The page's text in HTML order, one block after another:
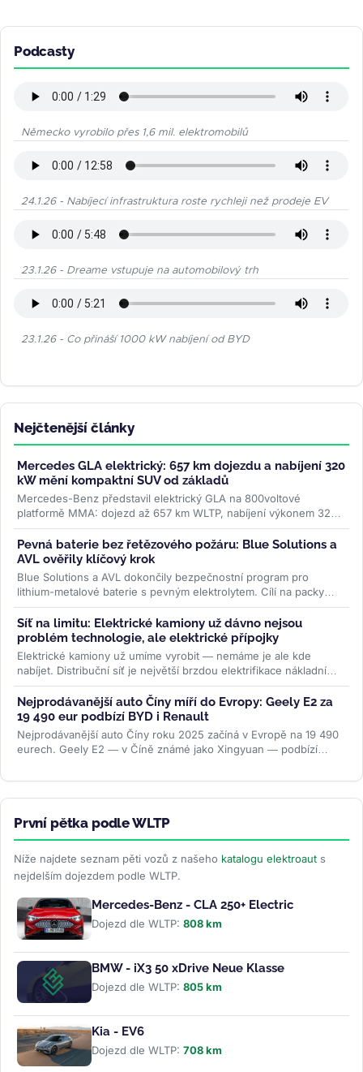
Podcasty
Německo vyrobilo přes 1,6 mil. elektromobilů
24.1.26 - Nabíjecí infrastruktura roste rychleji než prodeje EV
23.1.26 - Dreame vstupuje na automobilový trh
23.1.26 - Co přináší 1000 kW nabíjení od BYD
Nejčtenější články
Mercedes GLA elektrický: 657 km dojezdu a nabíjení 320
kW mění kompaktní SUV od základů
Mercedes-Benz představil elektrický GLA na 800voltové
platformě MMA: dojezd až 657 km WLTP, nabíjení výkonem 320
kW a plnění na 80 % za 22...>>
Pevná baterie bez řetězového požáru: Blue Solutions a
AVL ověřily klíčový krok
Blue Solutions a AVL dokončily bezpečnostní program pro
lithium-metalové baterie s pevným elektrolytem. Cílí na packy
bez šíření tepelné...>>
Síť na limitu: Elektrické kamiony už dávno nejsou
problém technologie, ale elektrické přípojky
Elektrické kamiony už umíme vyrobit — nemáme je ale kde
nabíjet. Distribuční síť je největší brzdou elektrifikace nákladní
dopravy....>>
Nejprodávanější auto Číny míří do Evropy: Geely E2 za
19 490 eur podbízí BYD i Renault
Nejprodávanější auto Číny roku 2025 začíná v Evropě na 19 490
eurech. Geely E2 — v Číně známé jako Xingyuan — podbízí
První pětka podle WLTP
Níže najdete seznam pěti vozů z našeho katalogu elektroaut s
nejdelším dojezdem podle WLTP.
Mercedes-Benz - CLA 250+ Electric
Dojezd dle WLTP: 808 km
BMW - iX3 50 xDrive Neue Klasse
Dojezd dle WLTP: 805 km
Kia - EV6
Dojezd dle WLTP: 708 km